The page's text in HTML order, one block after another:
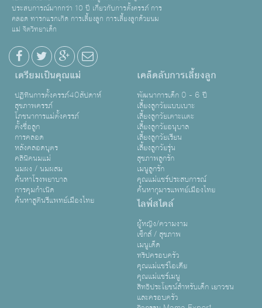
ประสบการณ์มากกว่า 10 ปี เกี่ยวกับการตั้งครรภ์ การ
คลอด ทารกแรกเกิด การเลี้ยงลูก การเลี้ยงลูกด้วยนม
แม่ จิตวิทยาเด็ก
เตรียมเป็นคุณแม่
ปฏิทินการตั้งครรภ์40สัปดาห์
สุขภาพครรภ์
โภชนาการแม่ตั้งครรภ์
ตั้งชื่อลูก
การคลอด
หลังคลอดบุตร
คลินิคนมแม่
นมผง / นมผสม
ค้นหาโรงพยาบาล
การคุมกำเนิด
ค้นหาสูตินรีแพทย์เมืองไทย
เคล็ดลับการเลี้ยงลูก
พัฒนาการเด็ก 0 - 6 ปี
เลี้ยงลูกวัยแบบเบาะ
เลี้ยงลูกวัยเตาะเเตะ
เลี้ยงลูกวัยอนุบาล
เลี้ยงลูกวัยเรียน
เลี้ยงลูกวัยรุ่น
สุขภาพลูกรัก
เมนูลูกรัก
คุณแม่แชร์ประสบการณ์
ค้นหากุมารแพทย์เมืองไทย
ไลฟ์สไตล์
ผู้หญิง/ความงาม
เซ็กส์ / สุขภาพ
เมนูเด็ด
ทริปครอบครัว
คุณแม่แชร์ไอเดีย
คุณแม่แชร์เมนู
สิทธิประโยชน์สำหรับเด็ก เยาวชน
และครอบครัว